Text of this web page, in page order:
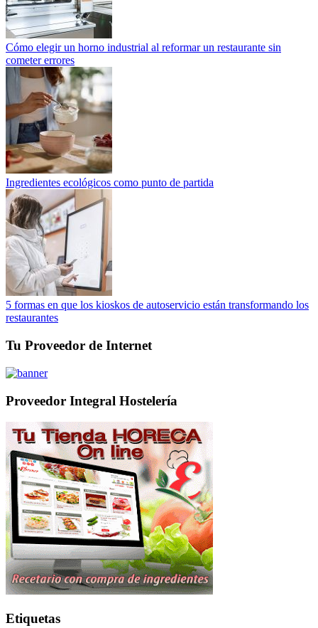
Cómo elegir un horno industrial al reformar un restaurante sin
cometer errores
Ingredientes ecológicos como punto de partida
5 formas en que los kioskos de autoservicio están transformando los
restaurantes
Tu Proveedor de Internet
Proveedor Integral Hostelería
Etiquetas